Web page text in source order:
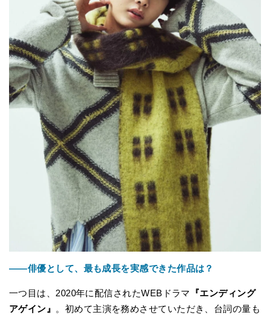
――俳優として、最も成長を実感できた作品は？
一つ目は、2020年に配信されたWEBドラマ
『エンディング
アゲイン』 。初めて主演を務めさせていただき、台詞の量も